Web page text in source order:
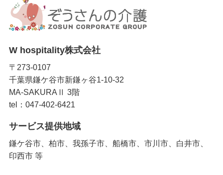
W hospitality株式会社
〒273-0107
千葉県鎌ケ谷市新鎌ヶ谷1-10-32
MA-SAKURAⅡ 3階
tel：047-402-6421
サービス提供地域
鎌ケ谷市、柏市、我孫子市、船橋市、市川市、白井市、
印西市 等